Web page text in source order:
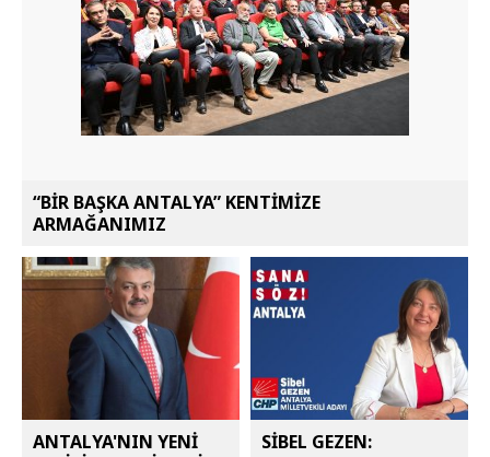
“BİR BAŞKA ANTALYA” KENTİMİZE
ARMAĞANIMIZ
ANTALYA'NIN YENİ
SİBEL GEZEN: